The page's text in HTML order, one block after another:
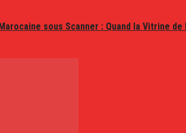
sous Scanner : Quand la Vitrine